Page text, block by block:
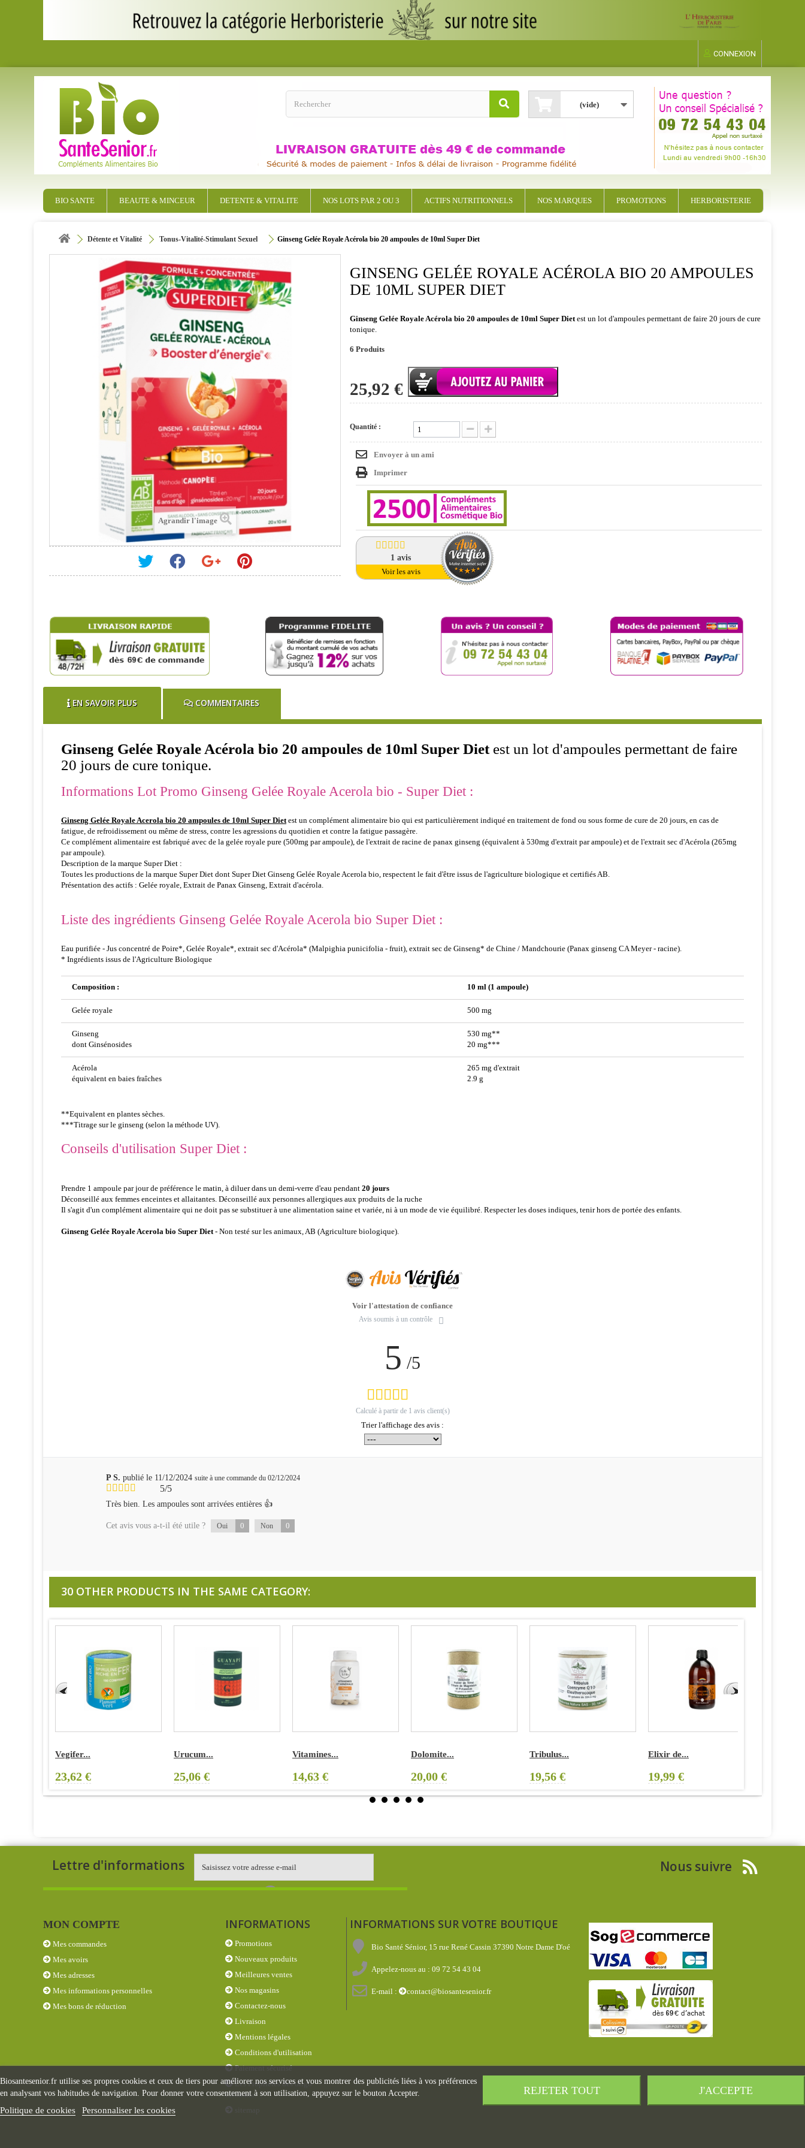
CONNEXION
(vide)
BIO SANTE BEAUTE & MINCEUR DETENTE & VITALITE NOS LOTS PAR 2 OU 3 ACTIFS NUTRITIONNELS NOS MARQUES PROMOTIONS HERBORISTERIE
Détente et Vitalité Tonus-Vitalité-Stimulant Sexuel Ginseng Gelée Royale Acérola bio 20 ampoules de 10ml Super Diet
Agrandir l'image
GINSENG GELÉE ROYALE ACÉROLA BIO 20 AMPOULES
DE 10ML SUPER DIET
Ginseng Gelée Royale Acérola bio 20 ampoules de 10ml Super Diet est un lot d'ampoules permettant de faire 20 jours de cure
tonique.
6 Produits
25,92 €
Quantité :
Envoyer à un ami
Imprimer
1avis
Voir les avis
EN SAVOIR PLUS COMMENTAIRES
Ginseng Gelée Royale Acérola bio 20 ampoules de 10ml Super Dietest un lot d'ampoules permettant de faire
20 jours de cure tonique.
Informations Lot Promo Ginseng Gelée Royale Acerola bio - Super Diet :
Ginseng Gelée Royale Acerola bio 20 ampoules de 10ml Super Diet est un complément alimentaire bio qui est particulièrement indiqué en traitement de fond ou sous forme de cure de 20 jours, en cas de
fatigue, de refroidissement ou même de stress, contre les agressions du quotidien et contre la fatigue passagère.
Ce complément alimentaire est fabriqué avec de la gelée royale pure (500mg par ampoule), de l'extrait de racine de panax ginseng (équivalent à 530mg d'extrait par ampoule) et de l'extrait sec d'Acérola (265mg
par ampoule).
Description de la marque Super Diet :
Toutes les productions de la marque Super Diet dont Super Diet Ginseng Gelée Royale Acerola bio, respectent le fait d'être issus de l'agriculture biologique et certifiés AB.
Présentation des actifs : Gelée royale, Extrait de Panax Ginseng, Extrait d'acérola.
Liste des ingrédients Ginseng Gelée Royale Acerola bio Super Diet :
Eau purifiée - Jus concentré de Poire*, Gelée Royale*, extrait sec d'Acérola* (Malpighia punicifolia - fruit), extrait sec de Ginseng* de Chine / Mandchourie (Panax ginseng CA Meyer - racine).
* Ingrédients issus de l'Agriculture Biologique
Composition : 10 ml (1 ampoule)
Gelée royale 500 mg
Ginseng
dont Ginsénosides
530 mg**
20 mg***
Acérola
équivalent en baies fraîches
265 mg d'extrait
2.9 g
**Equivalent en plantes sèches.
***Titrage sur le ginseng (selon la méthode UV).
Conseils d'utilisation Super Diet :
Prendre 1 ampoule par jour de préférence le matin, à diluer dans un demi-verre d'eau pendant 20 jours
Déconseillé aux femmes enceintes et allaitantes. Déconseillé aux personnes allergiques aux produits de la ruche
Il s'agit d'un complément alimentaire qui ne doit pas se substituer à une alimentation saine et variée, ni à un mode de vie équilibré. Respecter les doses indiques, tenir hors de portée des enfants.
Ginseng Gelée Royale Acerola bio Super Diet - Non testé sur les animaux, AB (Agriculture biologique).
Voir l'attestation de confiance
Avis soumis à un contrôle
5 /5
Calculé à partir de 1 avis client(s)
Trier l'affichage des avis :
P S. publié le 11/12/2024 suite à une commande du 02/12/2024
5/5
Très bien. Les ampoules sont arrivées entières 👍
Cet avis vous a-t-il été utile ? Oui 0 Non 0
30 OTHER PRODUCTS IN THE SAME CATEGORY:
Vegifer...
23,62 €
Urucum...
25,06 €
Vitamines...
14,63 €
Dolomite...
20,00 €
Tribulus...
19,56 €
Elixir de...
19,99 €
Lettre d'informations Nous suivre
MON COMPTE
Mes commandes
Mes avoirs
Mes adresses
Mes informations personnelles
Mes bons de réduction
INFORMATIONS
Promotions
Nouveaux produits
Meilleures ventes
Nos magasins
Contactez-nous
Livraison
Mentions légales
Conditions d'utilisation
Paiement sécurisé
Les Propriétés des oligo
éléments
INFORMATIONS SUR VOTRE BOUTIQUE
Bio Santé Sénior, 15 rue René Cassin 37390 Notre Dame D'oé
Appelez-nous au :09 72 54 43 04
E-mail : contact@biosantesenior.fr
Biosantesenior.fr utilise ses propres cookies et ceux de tiers pour améliorer nos services et vous montrer des publicités liées à vos préférences
en analysant vos habitudes de navigation. Pour donner votre consentement à son utilisation, appuyez sur le bouton Accepter.
Politique de cookies Personnaliser les cookies
REJETER TOUT J'ACCEPTE